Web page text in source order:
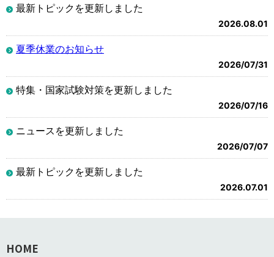
最新トピックを更新しました
2026.08.01
夏季休業のお知らせ
2026/07/31
特集・国家試験対策を更新しました
2026/07/16
ニュースを更新しました
2026/07/07
最新トピックを更新しました
2026.07.01
HOME